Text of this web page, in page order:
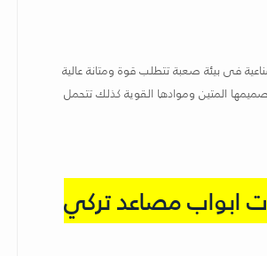
فى بيئة صعبة تتطلب قوة ومتانة عالية
المتين وموادها القوية كذلك تتحمل
ابواب مصاعد تركي